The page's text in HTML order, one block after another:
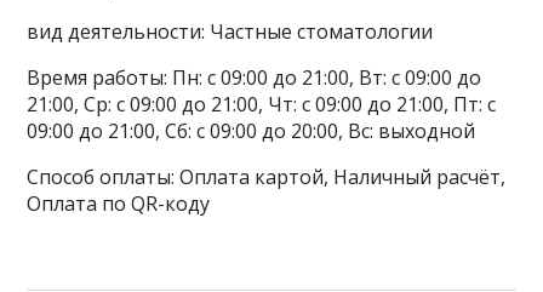
вид деятельности: Частные стоматологии
Время работы: Пн: с 09:00 до 21:00, Вт: с 09:00 до
21:00, Ср: с 09:00 до 21:00, Чт: с 09:00 до 21:00, Пт: с
09:00 до 21:00, Сб: с 09:00 до 20:00, Вс: выходной
Способ оплаты: Оплата картой, Наличный расчёт,
Оплата по QR-коду